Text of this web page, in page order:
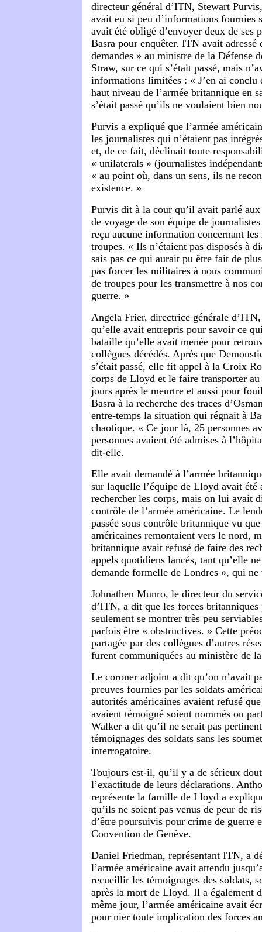
directeur général d’ITN, Stewart
avait eu si peu d’informations fournies
avait été obligé d’envoyer deux de ses
Basra pour enquêter. ITN avait adressé
demandes » au ministre de la Défense
Straw, sur ce qui s’était passé, mais
informations limitées : « J’en ai conclu
haut niveau de l’armée britannique en
s’était passé qu’ils ne voulaient bien
Purvis a expliqué que l’armée
les journalistes qui n’étaient pas
et, de ce fait, déclinait toute
« unilaterals » (journalistes
« au point où, dans un sens, ils ne
existence. »
Purvis dit à la cour qu’il avait parlé
de voyage de son équipe de
reçu aucune information concernant les
troupes. « Ils n’étaient pas disposés à
sais pas ce qui aurait pu être fait de
pas forcer les militaires à nous
de troupes pour les transmettre à nos
guerre. »
Angela Frier, directrice générale
qu’elle avait entrepris pour savoir ce
bataille qu’elle avait menée pour
collègues décédés. Après que
s’était passé, elle fit appel à la Croix
corps de Lloyd et le faire transporter
jours après le meurtre et aussi pour
Basra à la recherche des traces
entre-temps la situation qui régnait à
chaotique. « Ce jour là, 25 personnes
personnes avaient été admises à
dit-elle.
Elle avait demandé à l’armée
sur laquelle l’équipe de Lloyd avait été
rechercher les corps, mais on lui avait
contrôle de l’armée américaine. Le
passée sous contrôle britannique vu
américaines remontaient vers le nord,
britannique avait refusé de faire des
appels quotidiens lancés, tant qu’elle
demande formelle de Londres », qui
Johnathen Munro, le directeur du
d’ITN, a dit que les forces britanniques
seulement se montrer très peu
parfois être « obstructives. » Cette
partagée par des collègues d’autres
furent communiquées au ministère de
Le coroner adjoint a dit qu’on n’avait
preuves fournies par les soldats
autorités américaines avaient refusé
avaient témoigné soient nommés ou
Walker a dit qu’il ne serait pas
témoignages des soldats sans les
interrogatoire.
Toujours est-il, qu’il y a de sérieux
l’exactitude de leurs déclarations.
représente la famille de Lloyd a
qu’ils ne soient pas venus de peur de
d’être poursuivis pour crime de guerre
Convention de Genève.
Daniel Friedman, représentant ITN, a
l’armée américaine avait attendu
recueillir les témoignages des soldats,
après la mort de Lloyd. Il a également
même jour, l’armée américaine avait
pour nier toute implication des forces